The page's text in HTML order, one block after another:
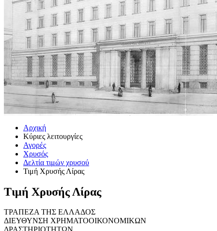
Αρχική
Κύριες λειτουργίες
Αγορές
Χρυσός
Δελτία τιμών χρυσού
Τιμή Χρυσής Λίρας
Τιμή Χρυσής Λίρας
ΤΡΑΠΕΖΑ ΤΗΣ ΕΛΛΑΔΟΣ
ΔΙΕΥΘΥΝΣΗ ΧΡΗΜΑΤΟΟΙΚΟΝΟΜΙΚΩΝ